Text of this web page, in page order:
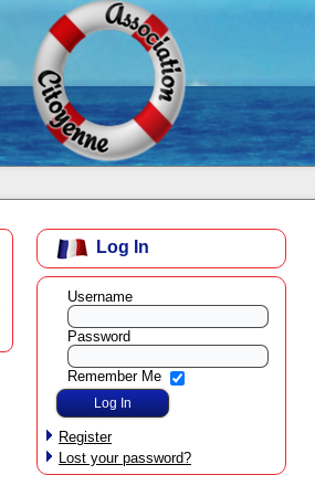
Log In
Username
Password
Remember Me
Register
Lost your password?